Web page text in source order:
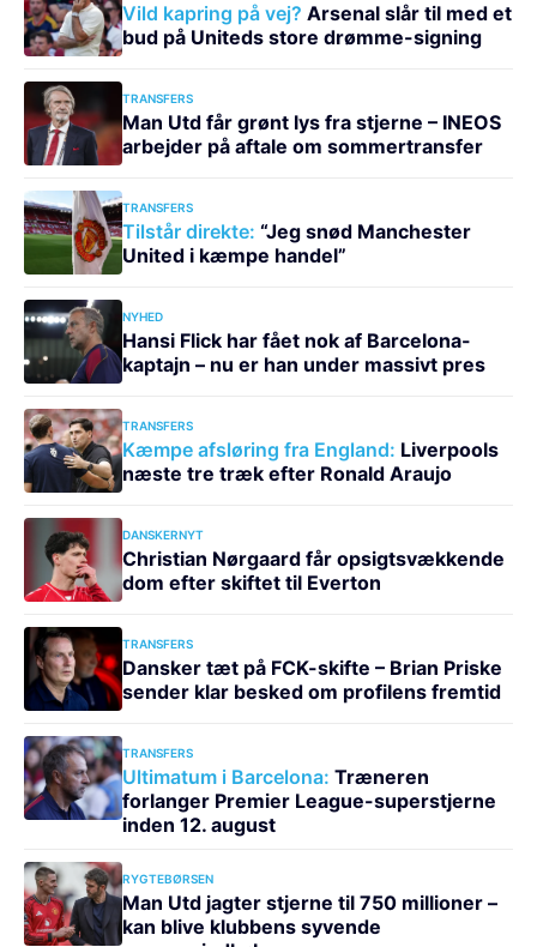
Vild kapring på vej? Arsenal slår til med et
bud på Uniteds store drømme-signing
TRANSFERS
Man Utd får grønt lys fra stjerne – INEOS
arbejder på aftale om sommertransfer
TRANSFERS
Tilstår direkte: “Jeg snød Manchester
United i kæmpe handel”
NYHED
Hansi Flick har fået nok af Barcelona-
kaptajn – nu er han under massivt pres
TRANSFERS
Kæmpe afsløring fra England: Liverpools
næste tre træk efter Ronald Araujo
DANSKERNYT
Christian Nørgaard får opsigtsvækkende
dom efter skiftet til Everton
TRANSFERS
Dansker tæt på FCK-skifte – Brian Priske
sender klar besked om profilens fremtid
TRANSFERS
Ultimatum i Barcelona: Træneren
forlanger Premier League-superstjerne
inden 12. august
RYGTEBØRSEN
Man Utd jagter stjerne til 750 millioner –
kan blive klubbens syvende